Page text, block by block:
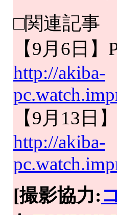
□関連記事
【9月6日
http://akiba-
【9月13日
http://akiba-
[撮影協力: